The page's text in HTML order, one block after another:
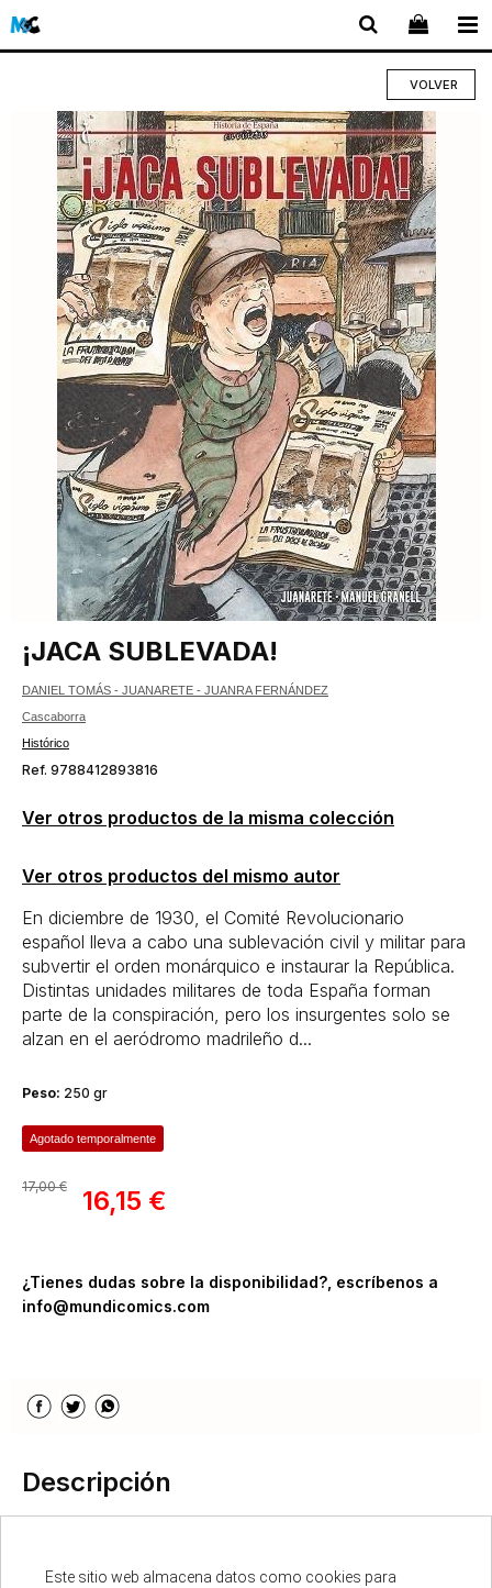
VOLVER
¡JACA SUBLEVADA!
DANIEL TOMÁS - JUANARETE - JUANRA FERNÁNDEZ
Cascaborra
Histórico
Ref. 9788412893816
Ver otros productos de la misma colección
Ver otros productos del mismo autor
En diciembre de 1930, el Comité Revolucionario
español lleva a cabo una sublevación civil y militar para
subvertir el orden monárquico e instaurar la República.
Distintas unidades militares de toda España forman
parte de la conspiración, pero los insurgentes solo se
alzan en el aeródromo madrileño d...
Peso: 250 gr
Agotado temporalmente
17,00 € 16,15 €
¿Tienes dudas sobre la disponibilidad?, escríbenos a
info@mundicomics.com
Descripción
Fecha de edición : 20/02/2025
Este sitio web almacena datos como cookies para